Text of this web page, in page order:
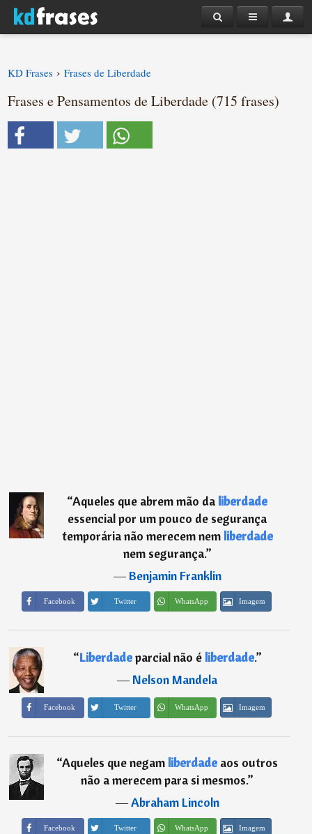
KD Frases › Frases de Liberdade
Frases e Pensamentos de Liberdade (715 frases)
“Aqueles que abrem mão da liberdade
essencial por um pouco de segurança
temporária não merecem nem liberdade
nem segurança.”
―Benjamin Franklin
Facebook Twitter WhatsApp Imagem
“Liberdadeparcial não é liberdade.”
―Nelson Mandela
Facebook Twitter WhatsApp Imagem
“Aqueles que negam liberdade aos outros
não a merecem para si mesmos.”
―Abraham Lincoln
Facebook Twitter WhatsApp Imagem